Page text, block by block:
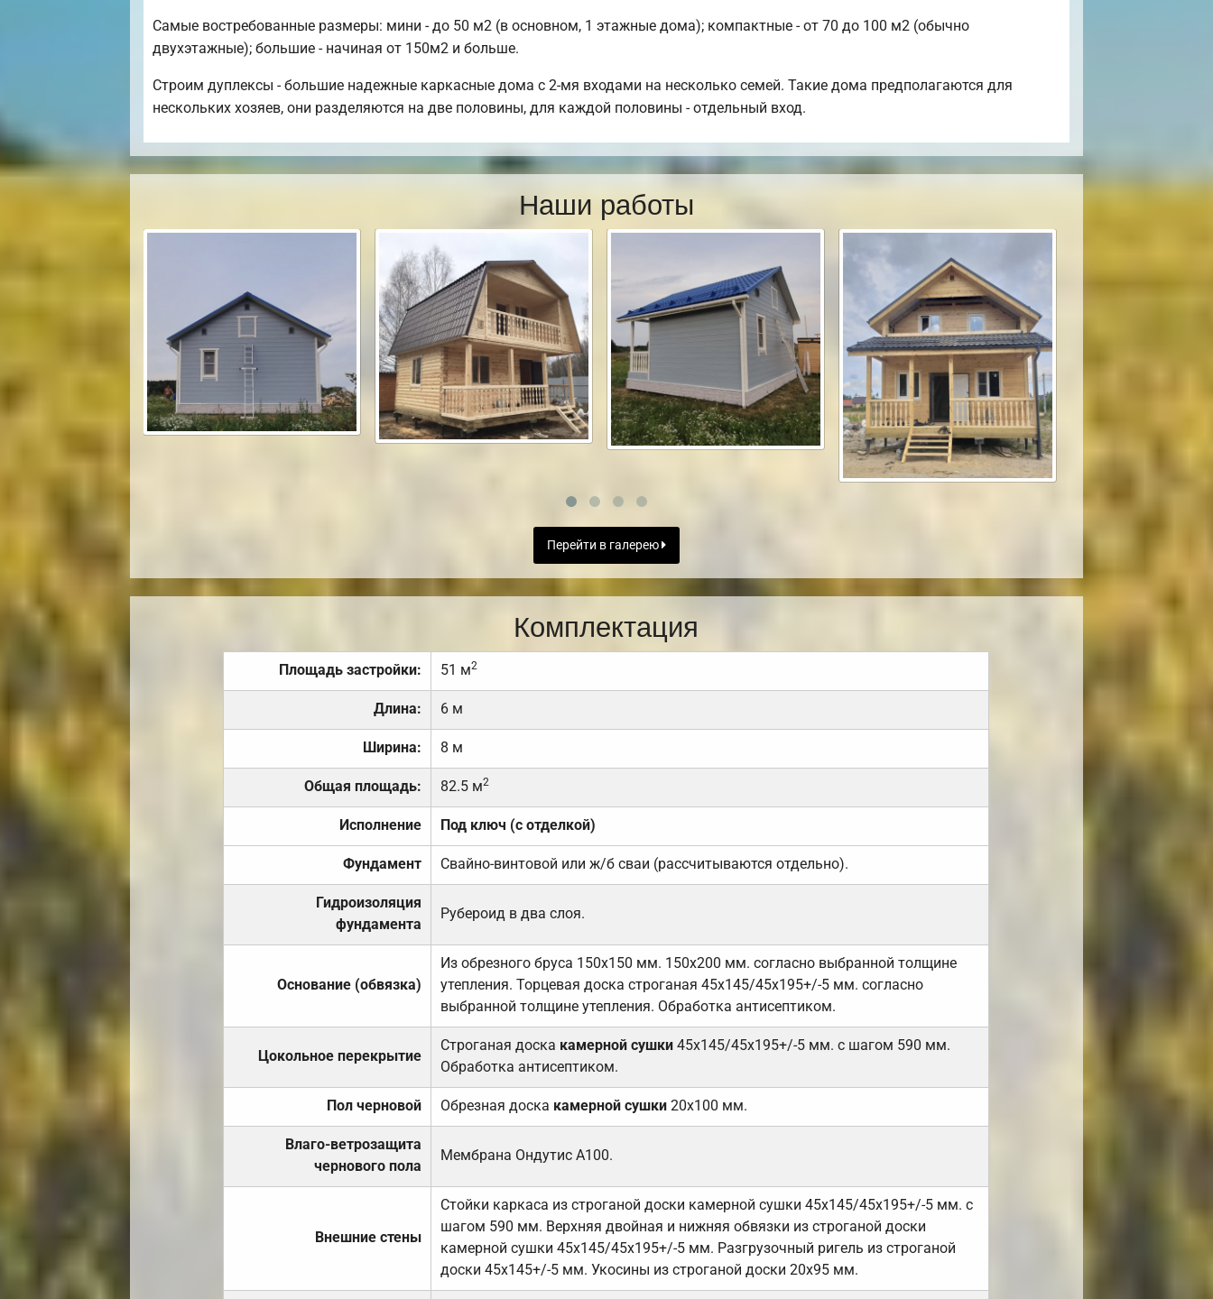
Самые востребованные размеры: мини - до 50 м2 (в основном, 1 этажные дома); компактные - от 70 до 100 м2 (обычно
двухэтажные); большие - начиная от 150м2 и больше.
Строим дуплексы - большие надежные каркасные дома с 2-мя входами на несколько семей. Такие дома предполагаются для
нескольких хозяев, они разделяются на две половины, для каждой половины - отдельный вход.
Наши работы
Перейти в галерею
Комплектация
Площадь застройки: 51 м2
Длина: 6 м
Ширина: 8 м
Общая площадь: 82.5 м2
Исполнение Под ключ (с отделкой)
Фундамент Свайно-винтовой или ж/б сваи (рассчитываются отдельно).
Гидроизоляция
фундамента
Рубероид в два слоя.
Основание (обвязка)
Из обрезного бруса 150х150 мм. 150х200 мм. согласно выбранной толщине
утепления. Торцевая доска строганая 45х145/45х195+/-5 мм. согласно
выбранной толщине утепления. Обработка антисептиком.
Цокольное перекрытие
Строганая доска камерной сушки 45х145/45х195+/-5 мм. с шагом 590 мм.
Обработка антисептиком.
Пол черновой Обрезная доска камерной сушки20х100 мм.
Влаго-ветрозащита
чернового пола
Мембрана Ондутис А100.
Внешние стены
Стойки каркаса из строганой доски камерной сушки 45х145/45х195+/-5 мм. с
шагом 590 мм. Верхняя двойная и нижняя обвязки из строганой доски
камерной сушки 45х145/45х195+/-5 мм. Разгрузочный ригель из строганой
доски 45х145+/-5 мм. Укосины из строганой доски 20х95 мм.